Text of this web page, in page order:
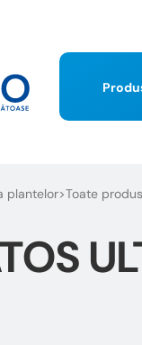
plantelor Toate